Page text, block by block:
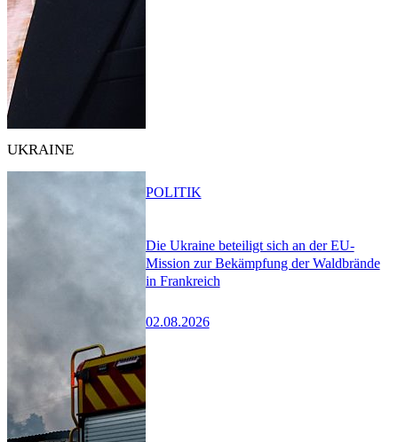
UKRAINE
Die Ukraine beteiligt sich an der EU-
Mission zur Bekämpfung der Waldbrände
in Frankreich
02.08.2026
POLITIK